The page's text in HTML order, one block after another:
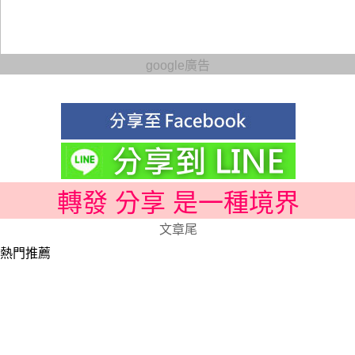
google廣告
轉發 分享 是一種境界
文章尾
熱門推薦